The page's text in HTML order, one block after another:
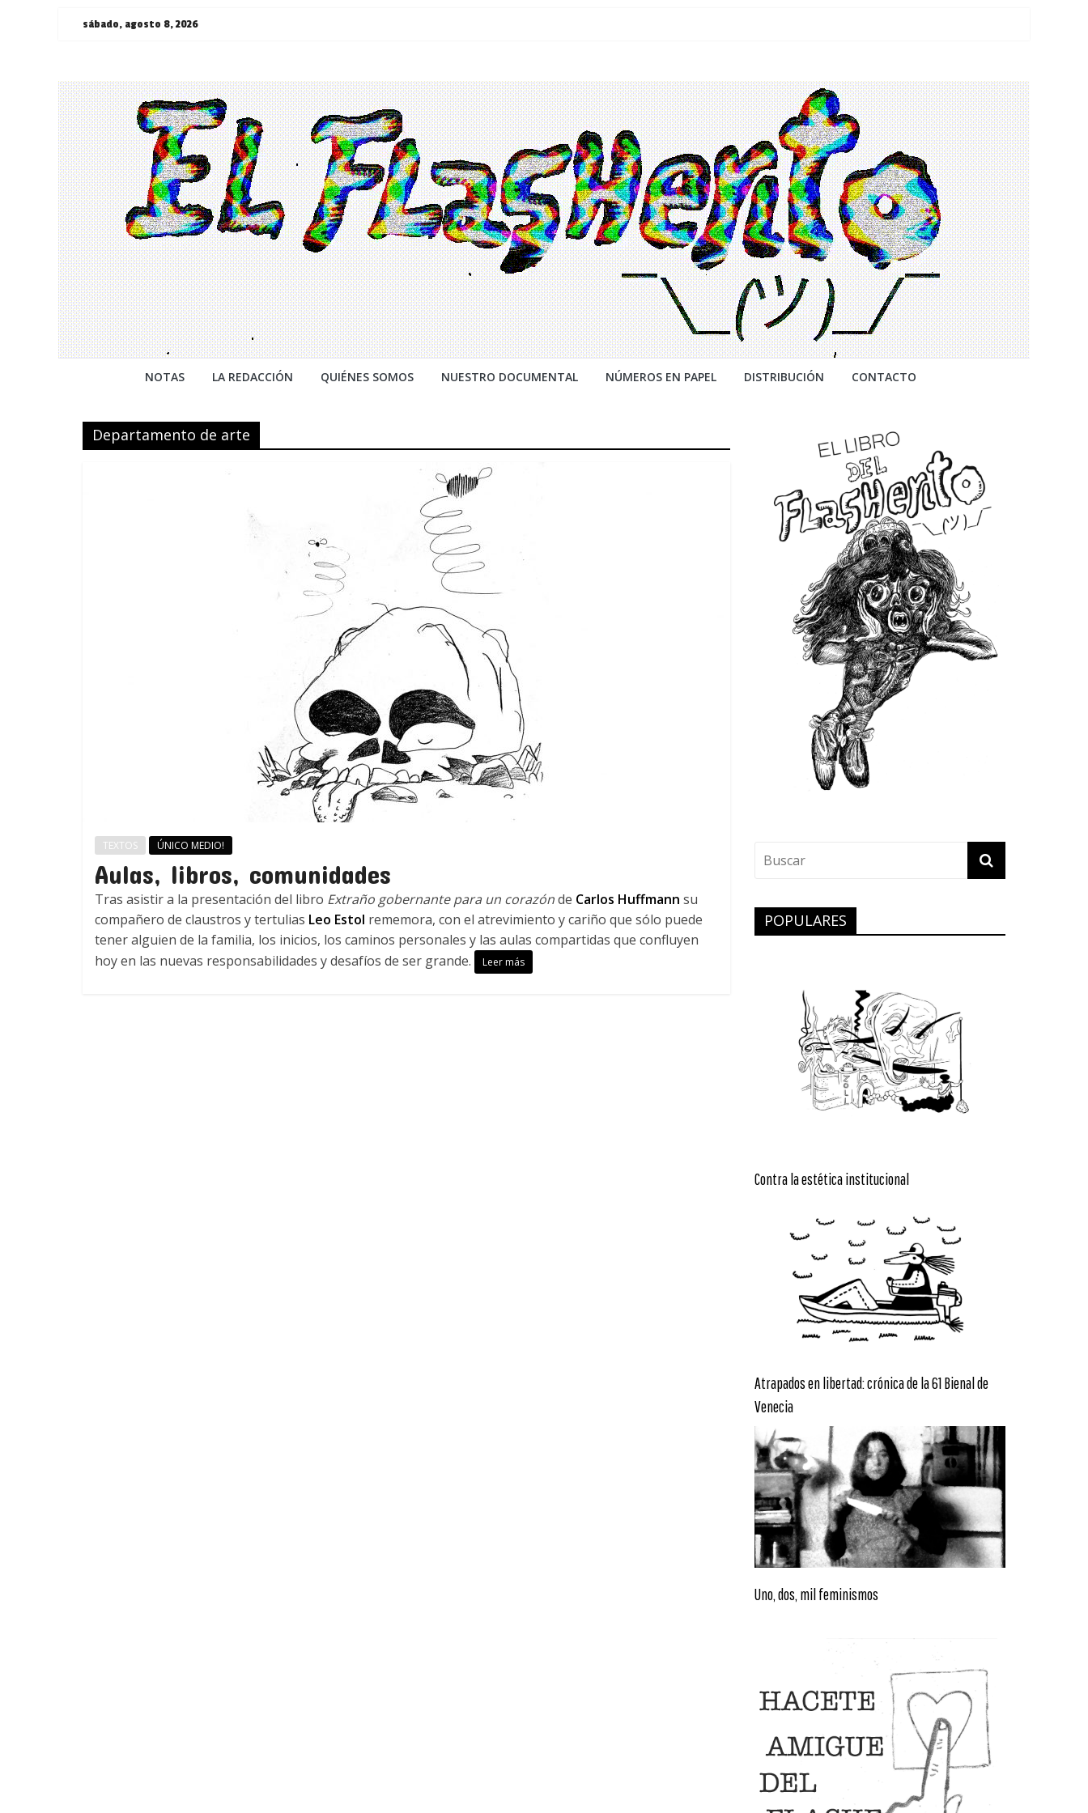
Saltarsábado, agosto 8, 2026
¯\_(ツ)_/
¯
NOTAS LA REDACCIÓN QUIÉNES SOMOS NUESTRO DOCUMENTAL NÚMEROS EN PAPEL DISTRIBUCIÓN CONTACTO
Departamento de arte
TEXTOS ÚNICO MEDIO!
Aulas, libros, comunidades
Tras asistir a la presentación del libro Extraño gobernante para un corazónde Carlos Huffmann su
compañero de claustros y tertulias Leo Estol rememora, con el atrevimiento y cariño que sólo puede
tener alguien de la familia, los inicios, los caminos personales y las aulas compartidas que confluyen
hoy en las nuevas responsabilidades y desafíos de ser grande.
Leer más
POPULARES
Contra la estética institucional
Atrapados en libertad: crónica de la 61 Bienal de
Venecia
Uno, dos, mil feminismos